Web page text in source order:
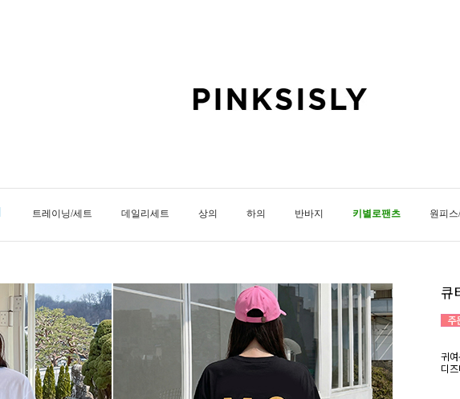
트레이닝/세트 데일리세트 상의 하의 반바지 키별로팬츠 원피
큐
귀
디